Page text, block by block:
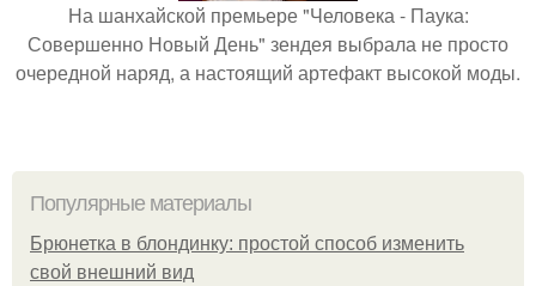
На шанхайской премьере "Человека - Паука:
Совершенно Новый День" зендея выбрала не просто
очередной наряд, а настоящий артефакт высокой моды.
Популярные материалы
Брюнетка в блондинку: простой способ изменить
свой внешний вид